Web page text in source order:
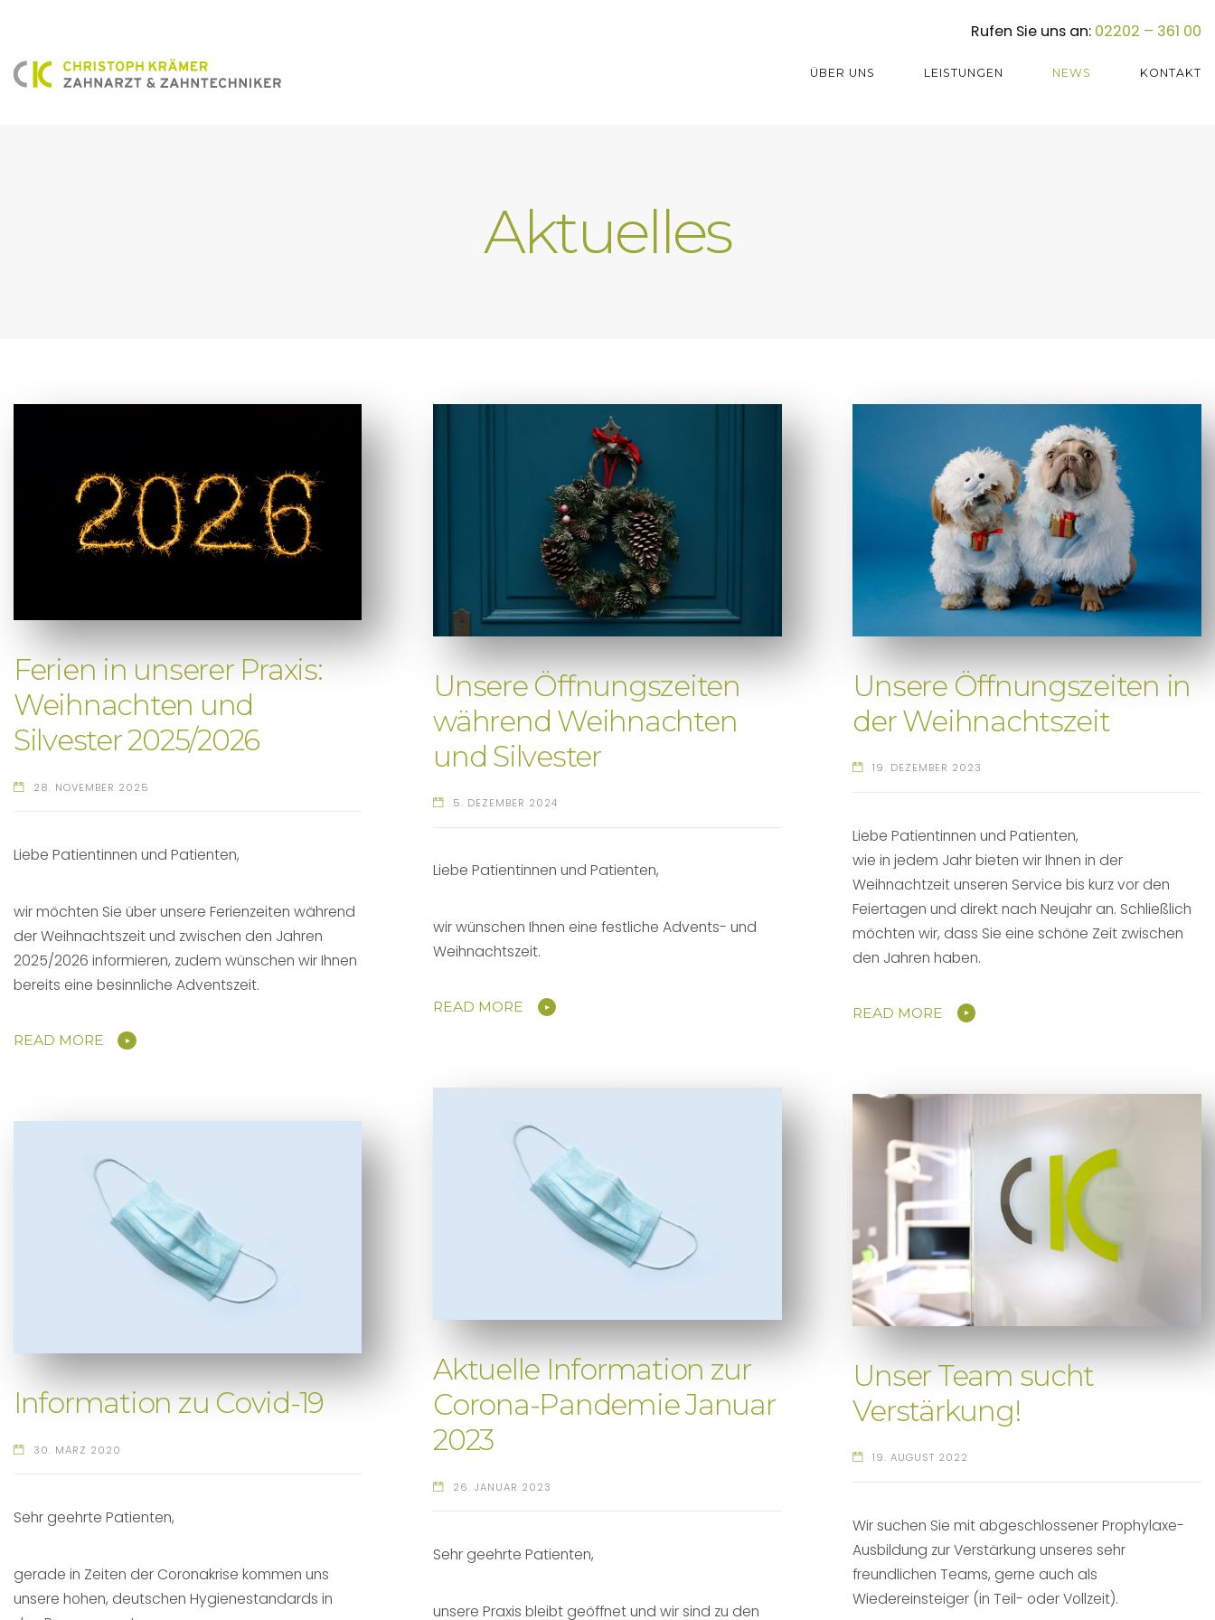
Rufen Sie uns an: 02202 – 361 00
ÜBER UNS LEISTUNGEN NEWS KONTAKT
Aktuelles
Ferien in unserer Praxis:
Weihnachten und
Silvester 2025/2026
28. NOVEMBER 2025
Liebe Patientinnen und Patienten,
wir möchten Sie über unsere Ferienzeiten während
der Weihnachtszeit und zwischen den Jahren
2025/2026 informieren, zudem wünschen wir Ihnen
bereits eine besinnliche Adventszeit.
READ MORE
Unsere Öffnungszeiten
während Weihnachten
und Silvester
5. DEZEMBER 2024
Liebe Patientinnen und Patienten,
wir wünschen Ihnen eine festliche Advents- und
Weihnachtszeit.
READ MORE
Unsere Öffnungszeiten in
der Weihnachtszeit
19. DEZEMBER 2023
Liebe Patientinnen und Patienten,
wie in jedem Jahr bieten wir Ihnen in der
Weihnachtzeit unseren Service bis kurz vor den
Feiertagen und direkt nach Neujahr an. Schließlich
möchten wir, dass Sie eine schöne Zeit zwischen
den Jahren haben.
READ MORE
Aktuelle Information zur
Corona-Pandemie Januar
2023
26. JANUAR 2023
Sehr geehrte Patienten,
unsere Praxis bleibt geöffnet und wir sind zu den
Unser Team sucht
Verstärkung!
19. AUGUST 2022
Wir suchen Sie mit abgeschlossener Prophylaxe-
Ausbildung zur Verstärkung unseres sehr
freundlichen Teams, gerne auch als
Wiedereinsteiger (in Teil- oder Vollzeit).
Information zu Covid-19
30. MÄRZ 2020
Sehr geehrte Patienten,
gerade in Zeiten der Coronakrise kommen uns
unsere hohen, deutschen Hygienestandards in